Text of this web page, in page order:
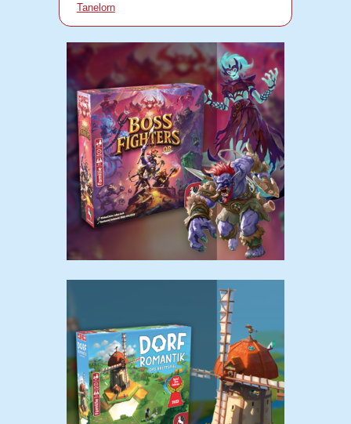
Tanelorn